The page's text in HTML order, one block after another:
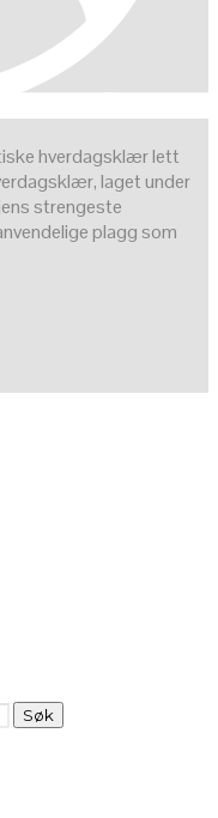
hverdagsklær lett
laget under
strengeste
plagg som
Søk